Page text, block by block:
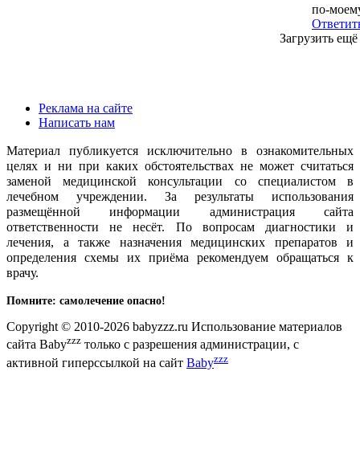
по-
Загрузить ещё
Реклама на сайте
Написать нам
Материал публикуется исключительно в ознакомительных
целях и ни при каких обстоятельствах не может считаться
заменой медицинской консультации со специалистом в
лечебном учреждении. За результаты использования
размещённой информации администрация сайта
ответственности не несёт. По вопросам диагностики и
лечения, а также назначения медицинских препаратов и
определения схемы их приёма рекомендуем обращаться к
врачу.
Помните: самолечение опасно!
Copyright © 2010-2026 babyzzz.ru Использование материалов
сайта Babyzzz только с разрешения администрации, с
активной гиперссылкой на сайт Babyzzz